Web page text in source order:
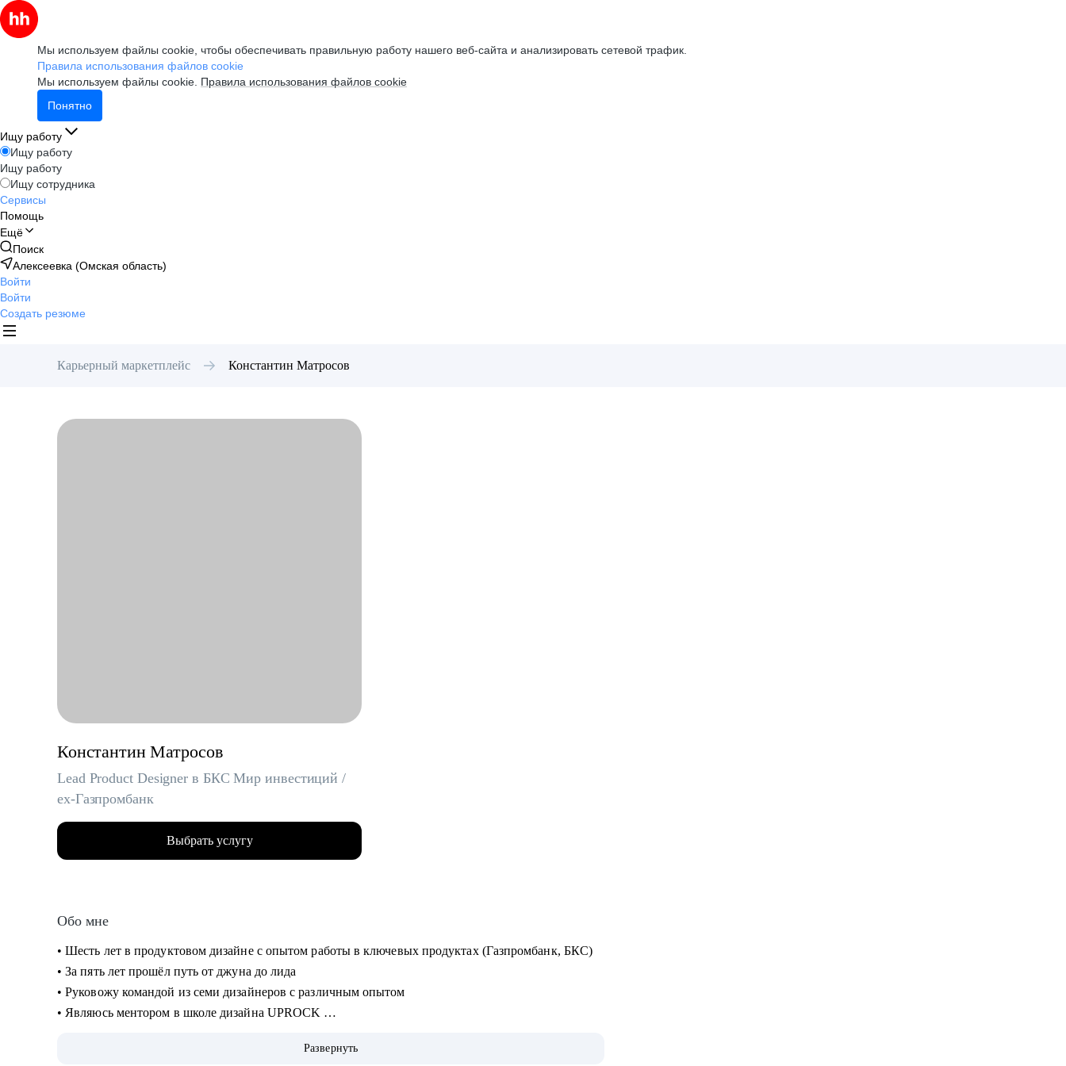
Мы используем файлы cookie, чтобы обеспечивать правильную работу нашего веб-сайта и анализировать сетевой трафик.
Правила использования файлов cookie
Мы используем файлы cookie. Правила использования файлов cookie
Понятно
Ищу работу
Ищу работу
Ищу работу
Ищу сотрудника
Сервисы
Помощь
Ещё
Поиск
Алексеевка (Омская область)
Войти
Войти
Создать резюме
Карьерный маркетплейс Константин Матросов
Константин Матросов
Lead Product Designer в БКС Мир инвестиций /
ex-Газпромбанк
Выбрать услугу
Обо мне
• Шесть лет в продуктовом дизайне с опытом работы в ключевых продуктах (Газпромбанк, БКС)
• За пять лет прошёл путь от джуна до лида
• Руковожу командой из семи дизайнеров с различным опытом
• Являюсь ментором в школе дизайна UPROCK
• Отсмотрел и проанализировал 700+ резюмеРазвернуть